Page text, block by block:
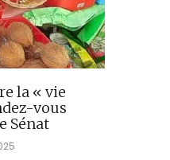
la « vie
vous
Sénat